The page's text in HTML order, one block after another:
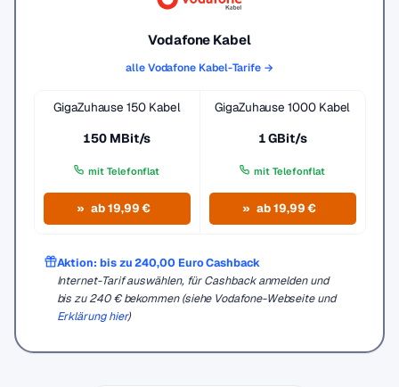
Vodafone Kabel
alle Vodafone Kabel-Tarife →
GigaZuhause 150 Kabel
150 MBit/s
mit Telefonflat
ab 19,99 €
GigaZuhause 1000 Kabel
1 GBit/s
mit Telefonflat
ab 19,99 €
Aktion: bis zu 240,00 Euro Cashback
Internet-Tarif auswählen, für Cashback anmelden und
bis zu 240 € bekommen (siehe Vodafone-Webseite und
Erklärung hier)